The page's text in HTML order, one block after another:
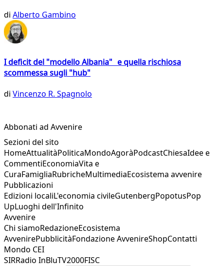
di Alberto Gambino
I deficit del "modello Albania" e quella rischiosa
scommessa sugli "hub"
di Vincenzo R. Spagnolo
Abbonati ad Avvenire
Sezioni del sito
HomeAttualitàPoliticaMondoAgoràPodcastChiesaIdee e
CommentiEconomiaVita e
CuraFamigliaRubricheMultimediaEcosistema avvenire
Pubblicazioni
Edizioni localiL'economia civileGutenbergPopotusPop
UpLuoghi dell'Infinito
Avvenire
Chi siamoRedazioneEcosistema
AvvenirePubblicitàFondazione AvvenireShopContatti
Mondo CEI
SIRRadio InBluTV2000FISC